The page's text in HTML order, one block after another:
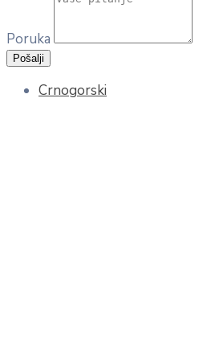
Poruka
Pošalji
Crnogorski